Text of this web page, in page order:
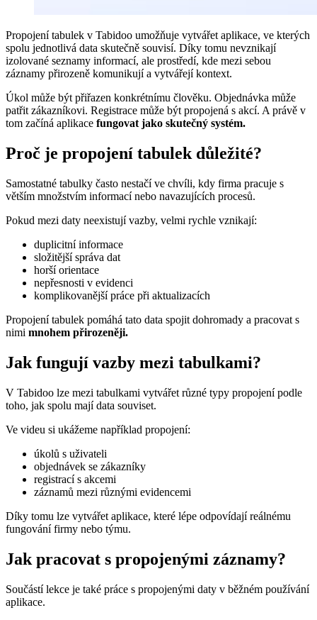
Propojení tabulek v Tabidoo umožňuje vytvářet aplikace, ve kterých
spolu jednotlivá data skutečně souvisí. Díky tomu nevznikají
izolované seznamy informací, ale prostředí, kde mezi sebou
záznamy přirozeně komunikují a vytvářejí kontext.
Úkol může být přiřazen konkrétnímu člověku. Objednávka může
patřit zákazníkovi. Registrace může být propojená s akcí. A právě v
tom začíná aplikace fungovat jako skutečný systém.
Proč je propojení tabulek důležité?
Samostatné tabulky často nestačí ve chvíli, kdy firma pracuje s
větším množstvím informací nebo navazujících procesů.
Pokud mezi daty neexistují vazby, velmi rychle vznikají:
duplicitní informace
složitější správa dat
horší orientace
nepřesnosti v evidenci
komplikovanější práce při aktualizacích
Propojení tabulek pomáhá tato data spojit dohromady a pracovat s
nimi mnohem přirozeněji.
Jak fungují vazby mezi tabulkami?
V Tabidoo lze mezi tabulkami vytvářet různé typy propojení podle
toho, jak spolu mají data souviset.
Ve videu si ukážeme například propojení:
úkolů s uživateli
objednávek se zákazníky
registrací s akcemi
záznamů mezi různými evidencemi
Díky tomu lze vytvářet aplikace, které lépe odpovídají reálnému
fungování firmy nebo týmu.
Jak pracovat s propojenými záznamy?
Součástí lekce je také práce s propojenými daty v běžném používání
aplikace.